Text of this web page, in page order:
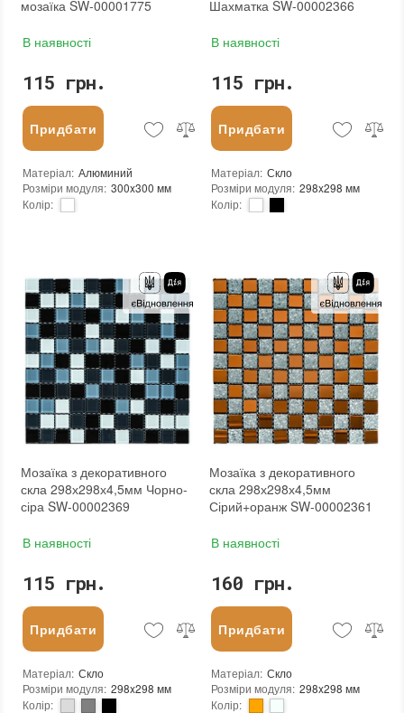
мозаїка SW-00001775
В наявності
115 грн.
Придбати
Матеріал: Алюминий
Розміри модуля: 300x300 мм
Колір:
Основа: Самоклейка
Призначення:
В інтер'єрі, Для лазні, Для басейну, Для ванної кімнати та туалету, Для вітальні, Для душової, Для кухні, Для спальні, Для фартуха
Вага модуля: 0.2 кг
Товщина чіпа: 3 мм
Площа модуля: 0,09 м²
Країна виробника: Китай
Бренд: Sticker Wall
Тип поверхні: Глянцева
новий
Шахматка SW-00002366
В наявності
115 грн.
Придбати
Матеріал: Скло
Розміри модуля: 298x298 мм
Колір:
Основа: Самоклейка, Сітка
Призначення:
В інтер'єрі, Для лазні, Для басейну, Для ванної кімнати та туалету, Для вітальні, Для душової, Для кухні, Для спальні, Для фартуха
Вага модуля: 0.57 кг
Розмір чіпа: 25x25 мм
Товщина чіпа: 4.5 мм
Площа модуля: 0,088 м²
Країна виробника: Китай
Бренд: Sticker Wall
Тип поверхні: Глянцева
новий
Мозаїка з декоративного
скла 298х298х4,5мм Чорно-
сіра SW-00002369
В наявності
115 грн.
Придбати
Матеріал: Скло
Розміри модуля: 298x298 мм
Колір:
Мозаїка з декоративного
скла 298х298х4,5мм
Сірий+оранж SW-00002361
В наявності
160 грн.
Придбати
Матеріал: Скло
Розміри модуля: 298x298 мм
Колір: